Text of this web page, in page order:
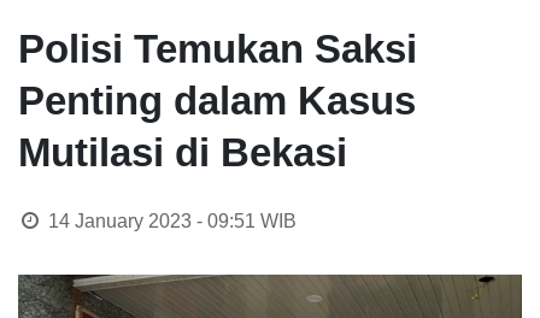
Polisi Temukan Saksi
Penting dalam Kasus
Mutilasi di Bekasi
14 January 2023 - 09:51 WIB